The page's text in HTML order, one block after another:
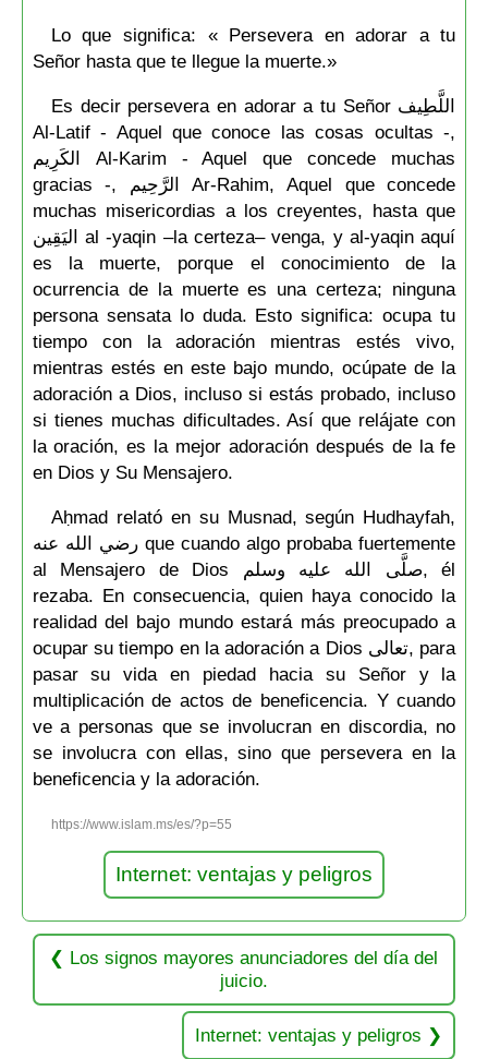
Lo que significa: « Persevera en adorar a tu
Señor hasta que te llegue la muerte.»
Es decir persevera en adorar a tu Señor اللَّطِيف
Al-Latif - Aquel que conoce las cosas ocultas -,
الكَرِيم Al-Karim - Aquel que concede muchas
gracias -, الرَّحِيم Ar-Rahim, Aquel que concede
muchas misericordias a los creyentes, hasta que
اليَقِين al -yaqin –la certeza– venga, y al-yaqin aquí
es la muerte, porque el conocimiento de la
ocurrencia de la muerte es una certeza; ninguna
persona sensata lo duda. Esto significa: ocupa tu
tiempo con la adoración mientras estés vivo,
mientras estés en este bajo mundo, ocúpate de la
adoración a Dios, incluso si estás probado, incluso
si tienes muchas dificultades. Así que relájate con
la oración, es la mejor adoración después de la fe
en Dios y Su Mensajero.
Aḥmad relató en su Musnad, según Hudhayfah,
رضي الله عنه que cuando algo probaba fuertemente
al Mensajero de Dios صلَّى الله عليه وسلم, él
rezaba. En consecuencia, quien haya conocido la
realidad del bajo mundo estará más preocupado a
ocupar su tiempo en la adoración a Dios تعالى, para
pasar su vida en piedad hacia su Señor y la
multiplicación de actos de beneficencia. Y cuando
ve a personas que se involucran en discordia, no
se involucra con ellas, sino que persevera en la
beneficencia y la adoración.
https://www.islam.ms/es/?p=55
Internet: ventajas y peligros
Los signos mayores anunciadores del día del
juicio.
Internet: ventajas y peligros